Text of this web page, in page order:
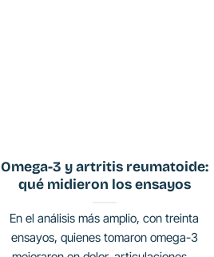
Omega-3 y artritis reumatoide:
qué midieron los ensayos
En el análisis más amplio, con treinta
ensayos, quienes tomaron omega-3